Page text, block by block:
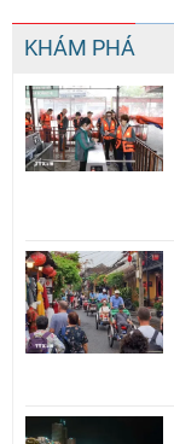
KHÁM PHÁ